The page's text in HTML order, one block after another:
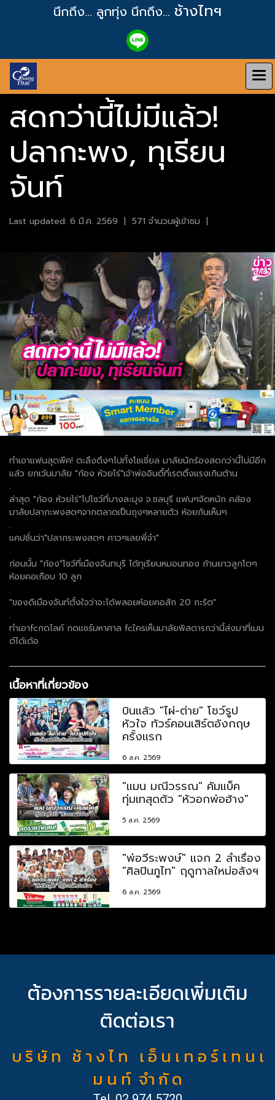
นึกถึง... ลูกทุ่ง นึกถึง... ช้างไทฯ
สดกว่านี้ไม่มีแล้ว!
ปลากะพง, ทุเรียน
จันท์
Last updated: 6 มี.ค. 2569 | 571 จำนวนผู้เข้าชม |
ทำเอาแฟนสุดพีค! ตะลึงตึงๆไปทั้งโซเชี่ยล มาลัยนักร้องสดกว่านี้ไม่มีอีก
แล้ว ยกเว้นมาลัย "ก้อง ห้วยไร่"เจ้าพ่ออินดี้ที่เรตติ้งแรงเกินต้าน
.
ล่าสุด "ก้อง ห้วยไร่"ไปโชว์ที่บางละมุง จ.ชลบุรี แฟนๆจัดหนัก คล้อง
มาลัยปลากะพงสดๆจากตลาดเป็นถุงๆหลายตัว ห้อยกันเห็นๆ
.
แคปชั่นว่า"ปลากระพงสดๆ คาวๆเลยพี่จ๋า"
.
ก่อนนั้น "ก้อง"โชว์ที่เมืองจันทบุรี ได้ทุเรียนหมอนทอง ก้านยาวลูกโตๆ
ห้อยคอเกือบ 10 ลูก
.
"ของดีเมืองจันท์ตั้งใจว่าจะได้พลอยห้อยคอสัก 20 กะรัต"
.
ทำเอาfcกดไลค์ กดแชร์มหาศาล fcใครเห็นมาลัยพิสดารกว่านี้ส่งมาที่เมน
ต์ได้เด้อ
เนื้อหาที่เกี่ยวข้อง
บินแล้ว "ไผ่-ต่าย" โชว์รูป
หัวใจ ทัวร์คอนเสิร์ตอังกฤษ
ครั้งแรก
6 ส.ค. 2569
"แมน มณีวรรณ" คัมแบ็ค
ทุ่มเทสุดตัว "หัวอกพ่อฮ้าง"
5 ส.ค. 2569
"พ่อวีระพงษ์" แจก 2 ลำเรื่อง
"ศิลปินภูไท" ฤดูกาลใหม่อลังฯ
6 ส.ค. 2569
ต้องการรายละเอียดเพิ่มเติม
ติดต่อเรา
บ ริ ษั ท ช้ า ง ไ ท เ อ็ น เ ท อ ร์ เ ท น เ
ม น ท์ จำ กั ด